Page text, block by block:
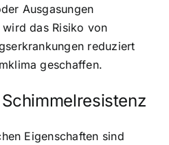
Ausgasungen
das Risiko von
reduziert
geschaffen.
Eigenschaften sind